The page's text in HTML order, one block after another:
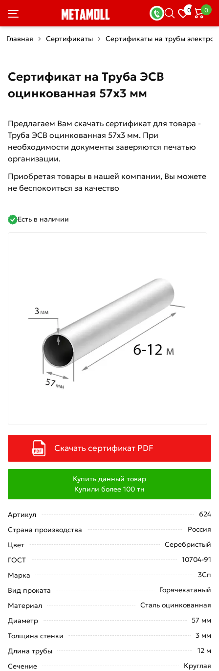
0 0
Главная Сертификаты Сертификаты на трубы
Сертификат на Труба ЭСВ
оцинкованная 57х3 мм
Предлагаем Вам скачать сертификат для товара -
Труба ЭСВ оцинкованная 57х3 мм. При
необходимости документы заверяются печатью
организации.
Приобретая товары в нашей компании, Вы можете
не беспокоиться за качество
Есть в наличии
Скачать сертификат PDF
Купить данный товар
Купили более 100 тн
Артикул
624
Страна производства
Россия
Цвет
Серебристый
ГОСТ
10704-91
Марка
3Сп
Вид проката
Горячекатаный
Материал
Сталь оцинкованная
Диаметр
57 мм
Толщина стенки
3 мм
Длина трубы
12 м
Сечение
Круглая